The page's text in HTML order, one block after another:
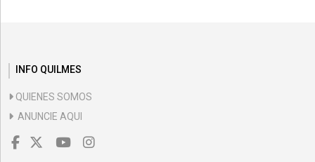
INFO QUILMES
QUIENES SOMOS
ANUNCIE AQUI